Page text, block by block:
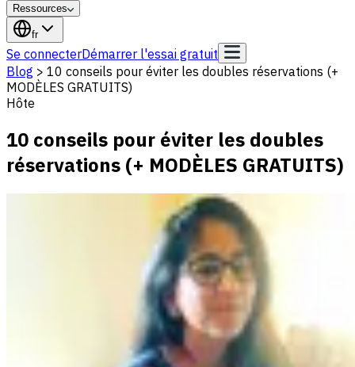
Ressources
fr
Se connecterDémarrer l'essai gratuit
Blog > 10 conseils pour éviter les doubles réservations (+
MODÈLES GRATUITS)
Hôte
10 conseils pour éviter les doubles
réservations (+ MODÈLES GRATUITS)